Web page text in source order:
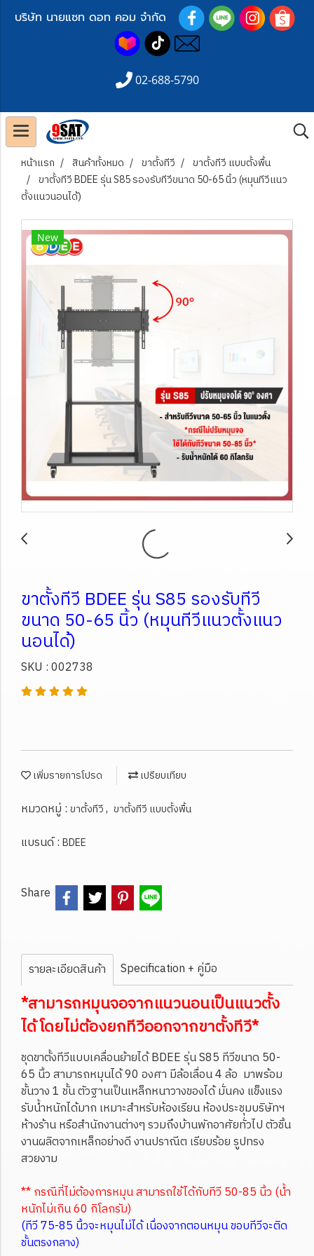
บริษัท นายแซท ดอท คอม จำกัด
02-688-5790
หน้าแรก สินค้าทั้งหมด ขาตั้งทีวี
ขาตั้งทีวี แบบตั้งพื้น
ขาตั้งทีวี BDEE รุ่น S85 รองรับทีวีขนาด 50-65 นิ้ว (หมุนทีวีแนว
ตั้งแนวนอนได้)
New
ขาตั้งทีวี BDEE รุ่น S85 รองรับทีวี
ขนาด 50-65 นิ้ว (หมุนทีวีแนวตั้งแนว
นอนได้)
SKU : 002738
เพิ่มรายการโปรด เปรียบเทียบ
หมวดหมู่ : ขาตั้งทีวี, ขาตั้งทีวี แบบตั้งพื้น
แบรนด์ : BDEE
Share
รายละเอียดสินค้า Specification + คู่มือ
*สามารถหมุนจอจากแนวนอนเป็นแนวตั้ง
ได้ โดยไม่ต้องยกทีวีออกจากขาตั้งทีวี*
ชุดขาตั้งทีวีแบบเคลื่อนย้ายได้ BDEE รุ่น S85 ทีวีขนาด 50-
65 นิ้ว สามารถหมุนได้ 90 องศา มีล้อเลื่อน 4 ล้อ มาพร้อม
ชั้นวาง 1 ชั้น ตัวฐานเป็นเหล็กหนาวางของได้ มั่นคง แข็งแรง
รับน้ำหนักได้มาก เหมาะสำหรับห้องเรียน ห้องประชุมบริษัทฯ
ห้างร้าน หรือสำนักงานต่างๆ รวมถึงบ้านพักอาศัยทั่วไป ตัวชิ้น
งานผลิตจากเหล็กอย่างดี งานปราณีต เรียบร้อย รูปทรง
สวยงาม
** กรณีที่ไม่ต้องการหมุน สามารถใช้ได้กับทีวี 50-85 นิ้ว (น้ำ
หนักไม่เกิน 60 กิโลกรัม)
(ทีวี 75-85 นิ้วจะหมุนไม่ได้ เนื่องจากตอนหมุน ขอบทีวีจะติด
ชั้นตรงกลาง)